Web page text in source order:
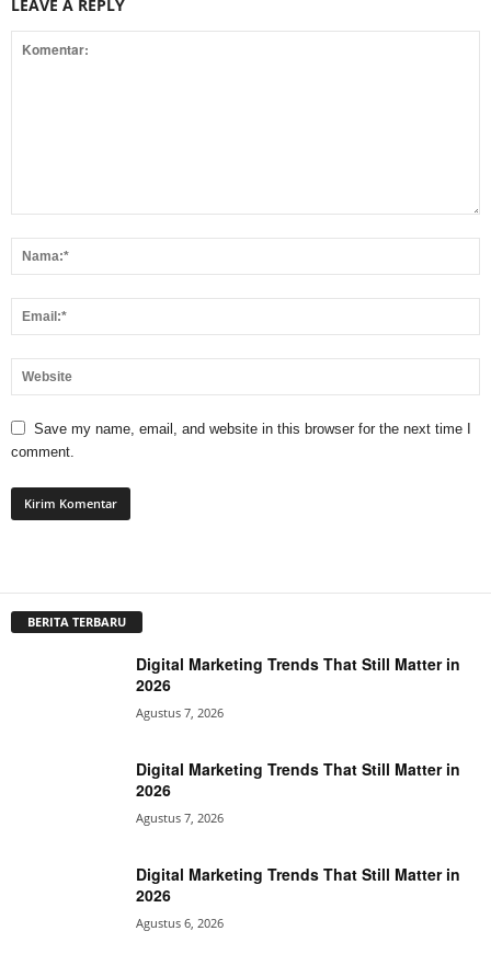
LEAVE A REPLY
Save my name, email, and website in this browser for the next time I
comment.
BERITA TERBARU
Digital Marketing Trends That Still Matter in
2026
Agustus 7, 2026
Digital Marketing Trends That Still Matter in
2026
Agustus 7, 2026
Digital Marketing Trends That Still Matter in
2026
Agustus 6, 2026